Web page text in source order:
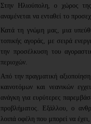
Στην Ηλιούπολη, ο χώρος της
αναμένεται να ενταθεί το
Κατά τη γνώμη μας, μια
τοπικής αγοράς, με σειρά
την προσέλκυση του
περιοχών.
Από την πραγματική
καινοτόμων και νεανικών
ανάγκη για ευρύτερες
προβλήματος. Εξάλλου, ο
λοιπά οφέλη που μπορεί να